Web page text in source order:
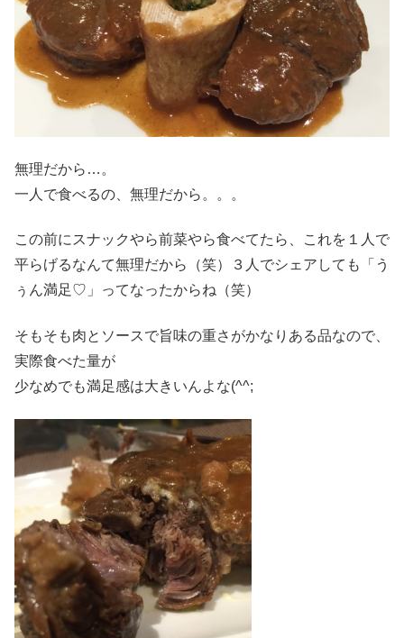
無理だから…。
一人で食べるの、無理だから。。。
この前にスナックやら前菜やら食べてたら、これを１人で
平らげるなんて無理だから（笑）３人でシェアしても「う
ぅん満足♡」ってなったからね（笑）
そもそも肉とソースで旨味の重さがかなりある品なので、
実際食べた量が
少なめでも満足感は大きいんよな(^^;